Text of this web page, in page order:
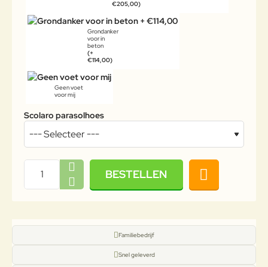
€205,00)
Grondanker
voor in
beton
(+
€114,00)
Geen voet
voor mij
Scolaro parasolhoes
BESTELLEN
Familiebedrijf
Snel geleverd